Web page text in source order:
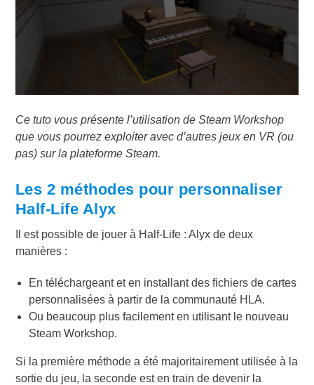
Ce tuto vous présente l’utilisation de Steam Workshop
que vous pourrez exploiter avec d’autres jeux en VR (ou
pas) sur la plateforme Steam.
Les 2 méthodes pour personnaliser
Half-Life Alyx
Il est possible de jouer à Half-Life : Alyx de deux
manières :
En téléchargeant et en installant des fichiers de cartes
personnalisées à partir de la communauté HLA.
Ou beaucoup plus facilement en utilisant le nouveau
Steam Workshop.
Si la première méthode a été majoritairement utilisée à la
sortie du jeu, la seconde est en train de devenir la